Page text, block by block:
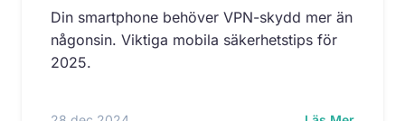
Din smartphone behöver VPN-skydd mer än
någonsin. Viktiga mobila säkerhetstips för
2025.